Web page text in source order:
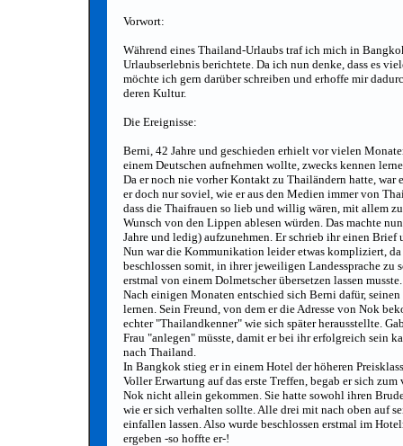
Vorwort:
Während eines Thailand-Urlaubs traf ich mich in
Urlaubserlebnis berichtete. Da ich nun denke, dass es
möchte ich gern darüber schreiben und erhoffe mir
deren Kultur.
Die Ereignisse:
Berni, 42 Jahre und geschieden erhielt vor vielen
einem Deutschen aufnehmen wollte, zwecks kennen
Da er noch nie vorher Kontakt zu Thailändern hatte, war
er doch nur soviel, wie er aus den Medien immer von
dass die Thaifrauen so lieb und willig wären, mit allem
Wunsch von den Lippen ablesen würden. Das machte
Jahre und ledig) aufzunehmen. Er schrieb ihr einen
Nun war die Kommunikation leider etwas kompliziert,
beschlossen somit, in ihrer jeweiligen Landessprache zu
erstmal von einem Dolmetscher übersetzen lassen
Nach einigen Monaten entschied sich Berni dafür,
lernen. Sein Freund, von dem er die Adresse von Nok
echter "Thailandkenner" wie sich später herausstellte.
Frau "anlegen" müsste, damit er bei ihr erfolgreich sein
nach Thailand.
In Bangkok stieg er in einem Hotel der höheren
Voller Erwartung auf das erste Treffen, begab er sich
Nok nicht allein gekommen. Sie hatte sowohl ihren
wie er sich verhalten sollte. Alle drei mit nach oben auf
einfallen lassen. Also wurde beschlossen erstmal im
ergeben -so hoffte er-!